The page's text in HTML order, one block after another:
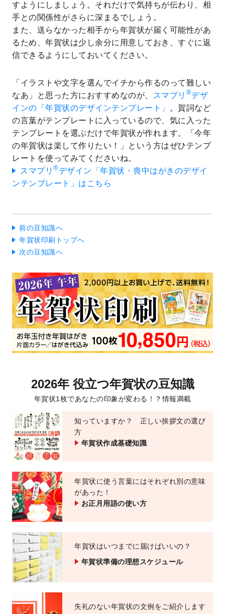
すようにしましょう。それだけで気持ちが伝わり、相
手との関係性がさらに深まるでしょう。
また、送らなかった相手から年賀状が届く可能性があ
るため、年賀状は少し余分に用意しておき、すぐに返
信できるようにしておいてください。
「イラストや文字を選んでイチから作るのって難しい
なあ」と思った方におすすめなのが、
スマプリ ®デザ
インの「年賀状のデザインテンプレート」
。賀詞など
の言葉がテンプレートに入っているので、気に入った
テンプレートを選ぶだけで年賀状が作れます。「今年
の年賀状は楽して作りたい！」という方はぜひテンプ
レートを使ってみてくださいね。
スマプリ ®デザイン「年賀状・喪中はがきのデザイ
ンテンプレート」はこちら
前の豆知識へ
年賀状印刷トップへ
次の豆知識へ
2026年 役立つ年賀状の豆知識
年賀状1枚であなたの印象が変わる！？情報満載
知っていますか？ 正しい挨拶文の選び
方
年賀状作成基礎知識
年賀状に使う言葉にはそれぞれ別の意味
があった！
お正月用語の使い方
年賀状はいつまでに届けばいいの？
年賀状準備の理想スケジュール
失礼のない年賀状の文例をご紹介します